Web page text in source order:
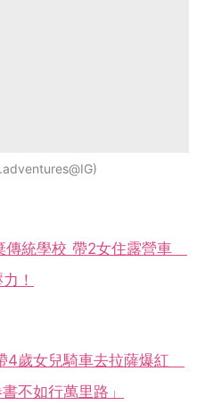
傳統學校 帶2女住露營車
！
4歲女兒騎車去拉薩爆紅
不如行萬里路」